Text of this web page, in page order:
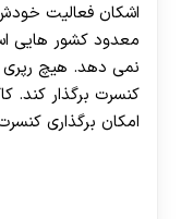
اشکان فعالیت خودش
معدود کشور هایی
نمی دهد. هیچ رپری
کنسرت برگذار کند.
امکان برگذاری